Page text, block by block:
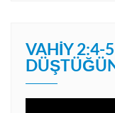
VAHIY 2:4-